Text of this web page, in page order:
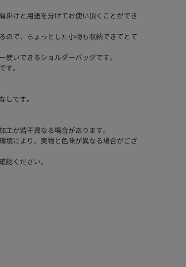
掛けと用途を分けてお使い頂くことができ
ので、ちょっとした小物も収納できてとて
いできるショルダーバッグです。
す。
しです。
が若干異なる場合があります。
境により、実物と色味が異なる場合がござ
ください。